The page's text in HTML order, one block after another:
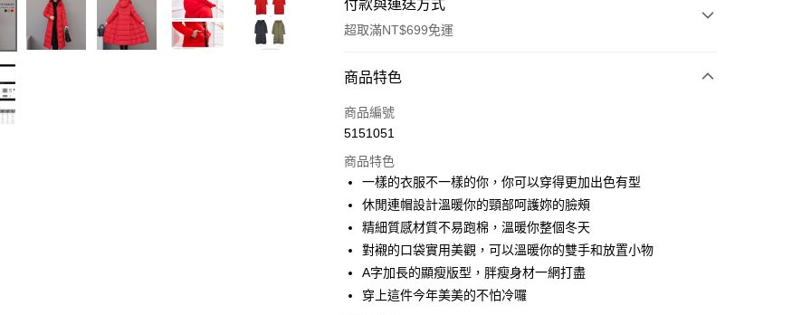
付款與運送方式
超取滿NT$699免運
付款方式
信用卡一次付款
LINE Pay
Apple Pay
街口支付
悠遊付
商品特色
商品編號
5151051
商品特色
一樣的衣服不一樣的你，你可以穿得更加出色有型
休閒連帽設計溫暖你的頸部呵護妳的臉頰
精細質感材質不易跑棉，溫暖你整個冬天
對襯的口袋實用美觀，可以溫暖你的雙手和放置小物
A字加長的顯瘦版型，胖瘦身材一網打盡
穿上這件今年美美的不怕冷囉